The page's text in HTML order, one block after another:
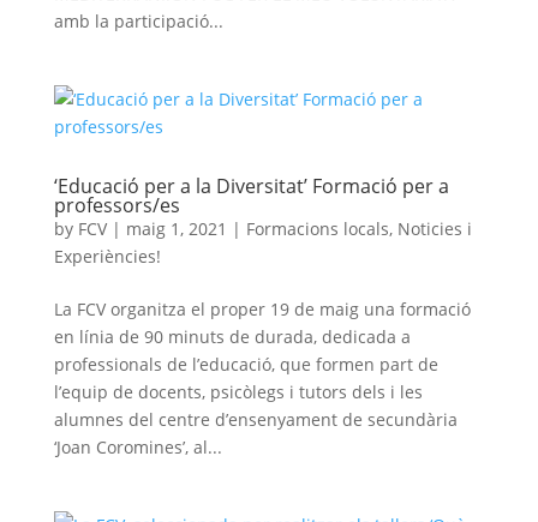
amb la participació...
‘Educació per a la Diversitat’ Formació per a
professors/es
by FCV| maig 1, 2021 | Formacions locals, Noticies i
Experiències!
La FCV organitza el proper 19 de maig una formació
en línia de 90 minuts de durada, dedicada a
professionals de l’educació, que formen part de
l’equip de docents, psicòlegs i tutors dels i les
alumnes del centre d’ensenyament de secundària
‘Joan Coromines’, al...